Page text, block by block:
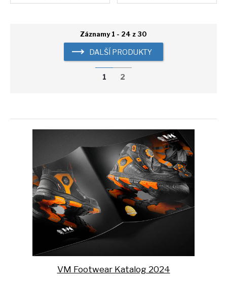
Záznamy 1 - 24 z 30
DALŠÍ PRODUKTY
1 2
VM Footwear Katalog 2024